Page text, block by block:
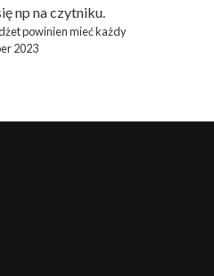
np na czytniku.
powinien mieć każdy
2023